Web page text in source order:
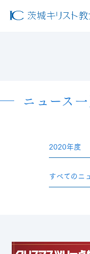
ニュース
すべてのニ
2020年度